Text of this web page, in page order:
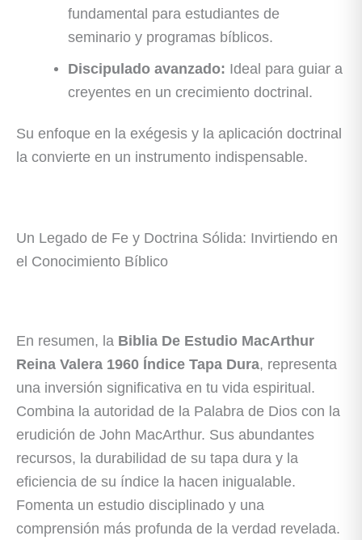
fundamental para estudiantes de
seminario y programas bíblicos.
Discipulado avanzado: Ideal para guiar a
creyentes en un crecimiento doctrinal.
Su enfoque en la exégesis y la aplicación doctrinal
la convierte en un instrumento indispensable.
Un Legado de Fe y Doctrina Sólida: Invirtiendo en
el Conocimiento Bíblico
En resumen, la Biblia De Estudio MacArthur
Reina Valera 1960 Índice Tapa Dura, representa
una inversión significativa en tu vida espiritual.
Combina la autoridad de la Palabra de Dios con la
erudición de John MacArthur. Sus abundantes
recursos, la durabilidad de su tapa dura y la
eficiencia de su índice la hacen inigualable.
Fomenta un estudio disciplinado y una
comprensión más profunda de la verdad revelada.